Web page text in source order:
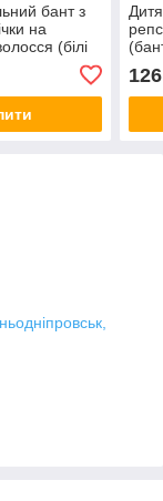
бант з
на
(білі
роботи в
для
для
126